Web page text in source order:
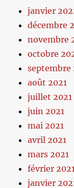
janvier
décembre
novembre
octobre
septembre
août 2021
juillet 2021
juin 2021
mai 2021
avril 2021
mars 2021
février
janvier